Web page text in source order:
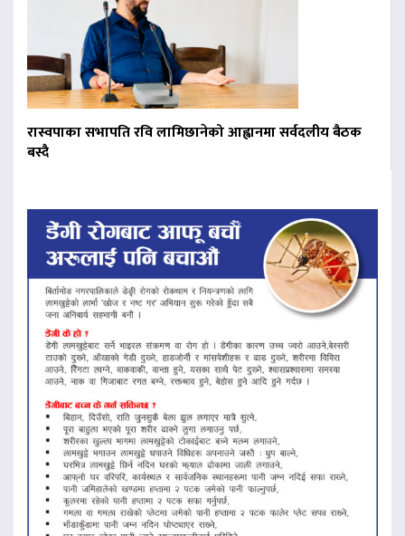
रास्वपाका सभापति रवि लामिछानेको आह्वानमा सर्वदलीय बैठक
बस्दै